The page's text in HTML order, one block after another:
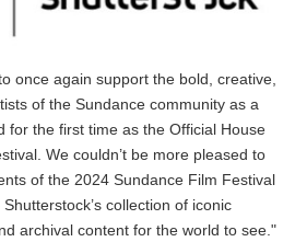
once again support the bold, creative,
of the Sundance community as a
for the first time as the Official House
We couldn’t be more pleased to
of the 2024 Sundance Film Festival
collection of iconic
archival content for the world to see."